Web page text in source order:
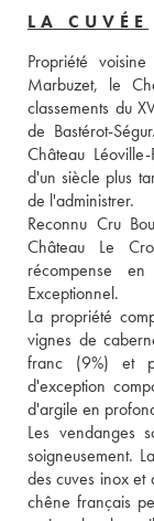
LA CUVÉE
Propriété
Marbuzet, le
classements du
de Bastérot-
Château
d'un siècle plus
de l'administrer.
Reconnu Cru
Château Le
récompense
Exceptionnel.
La propriété
vignes de
franc (9%) et
d'exception
d'argile en
Les vendanges
soigneusement.
des cuves inox et
chêne français